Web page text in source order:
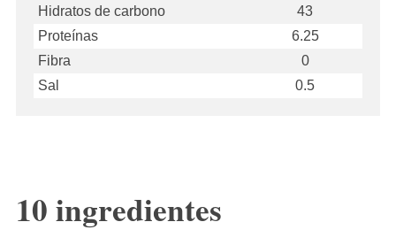
Hidratos de carbono
43
Proteínas
6.25
Fibra
0
Sal
0.5
10 ingredientes